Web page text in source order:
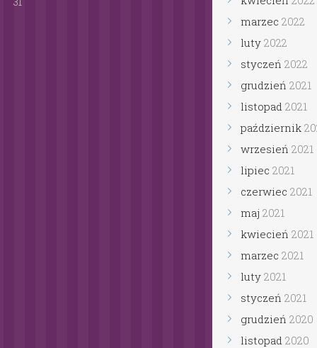
2022
2022
2021
2021
październik 2021
2021
2021
2021
2021
2021
2020
2020